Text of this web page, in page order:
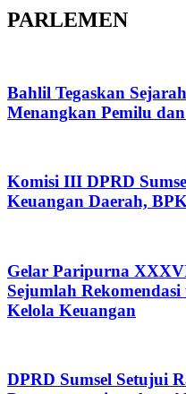
PARLEMEN
Bahlil Tegaskan
Menangkan Pemilu
Komisi III DPRD
Keuangan Daerah,
Gelar Paripurna
Sejumlah
Kelola Keuangan
DPRD Sumsel Setujui